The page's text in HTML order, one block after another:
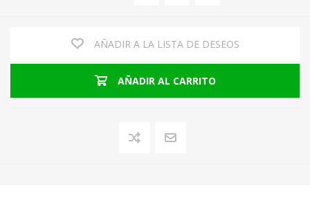
AÑADIR A LA LISTA DE DESEOS
AÑADIR AL CARRITO